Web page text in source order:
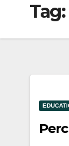
Tag: